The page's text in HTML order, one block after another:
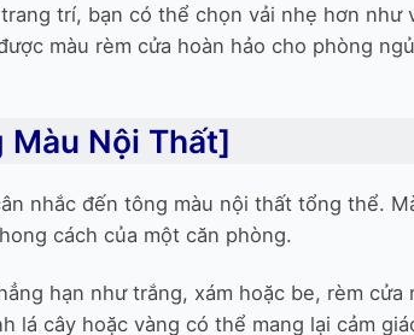
trí, bạn có thể chọn vải nhẹ hơn như
màu rèm cửa hoàn hảo cho phòng
Màu Nội Thất]
nhắc đến tông màu nội thất tổng thể.
cách của một căn phòng.
hạn như trắng, xám hoặc be, rèm cửa
lá cây hoặc vàng có thể mang lại cảm